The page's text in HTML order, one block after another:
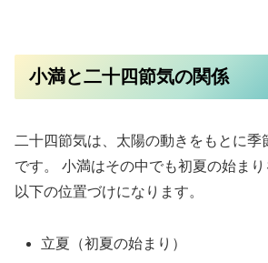
小満と二十四節気の関係
二十四節気は、太陽の動きをもとに季
です。 小満はその中でも初夏の始まり
以下の位置づけになります。
立夏（初夏の始まり）